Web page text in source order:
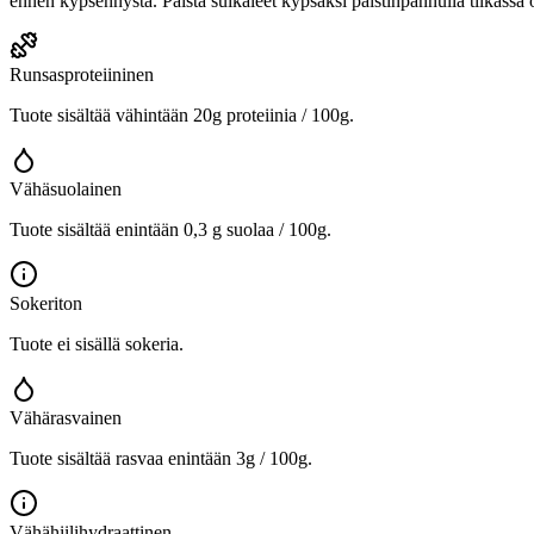
Runsasproteiininen
Tuote sisältää vähintään 20g proteiinia / 100g.
Vähäsuolainen
Tuote sisältää enintään 0,3 g suolaa / 100g.
Sokeriton
Tuote ei sisällä sokeria.
Vähärasvainen
Tuote sisältää rasvaa enintään 3g / 100g.